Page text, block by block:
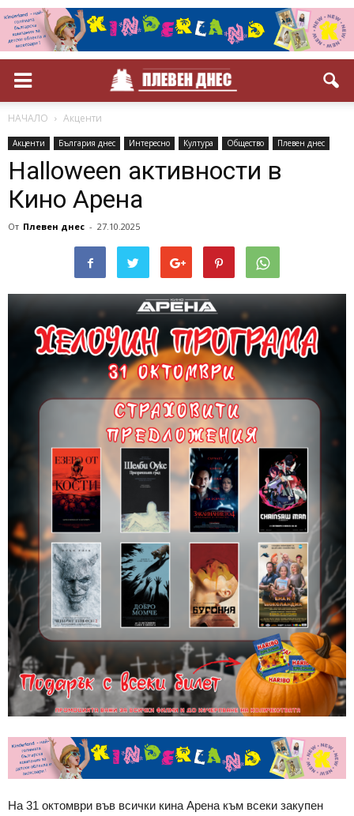
НАЧАЛО Акценти
Акценти България днес Интересно Култура Общество Плевен днес
Halloween активности в
Кино Арена
От Плевен днес - 27.10.2025
На 31 октомври във всички кина Арена към всеки закупен